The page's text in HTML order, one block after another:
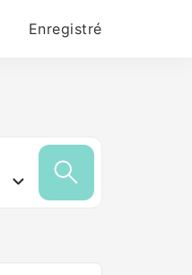
Enregistré